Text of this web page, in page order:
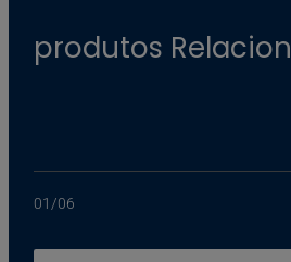
produtos
01/06